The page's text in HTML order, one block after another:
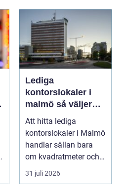
Lediga
kontorslokaler i
malmö så väljer
företag rätt läge
och lokal
Att hitta lediga
kontorslokaler i Malmö
handlar sällan bara
om kvadratmeter och
hyra. För många före...
31 juli 2026